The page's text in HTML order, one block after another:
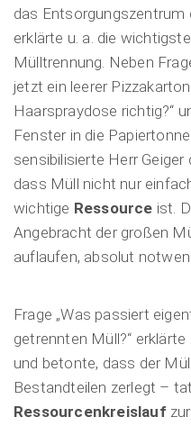
das Entsorgungszentrum
erklärte u. a. die
Mülltrennung. Neben
jetzt ein leerer
Haarspraydose richtig?“
Fenster in die
sensibilisierte Herr Geiger
dass Müll nicht nur
wichtige Ressource ist.
Angebracht der großen
auflaufen, absolut
Frage „Was passiert
getrennten Müll?“
und betonte, dass der
Bestandteilen zerlegt –
Ressourcenkreislauf